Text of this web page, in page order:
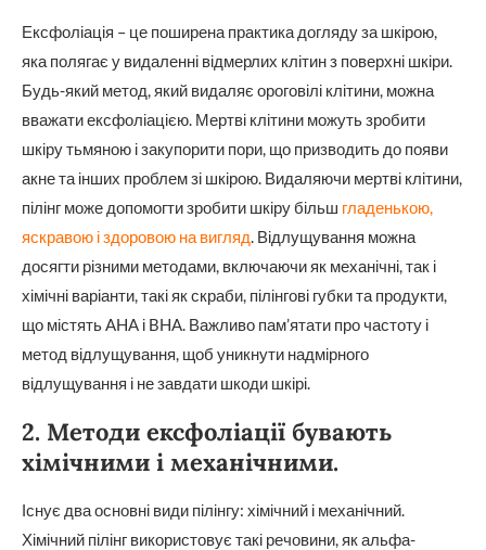
Ексфоліація – це поширена практика догляду за шкірою,
яка полягає у видаленні відмерлих клітин з поверхні шкіри.
Будь-який метод, який видаляє ороговілі клітини, можна
вважати ексфоліацією. Мертві клітини можуть зробити
шкіру тьмяною і закупорити пори, що призводить до появи
акне та інших проблем зі шкірою. Видаляючи мертві клітини,
пілінг може допомогти зробити шкіру більш гладенькою,
яскравою і здоровою на вигляд. Відлущування можна
досягти різними методами, включаючи як механічні, так і
хімічні варіанти, такі як скраби, пілінгові губки та продукти,
що містять AHA і BHA. Важливо пам’ятати про частоту і
метод відлущування, щоб уникнути надмірного
відлущування і не завдати шкоди шкірі.
2. Методи ексфоліації бувають
хімічними і механічними.
Існує два основні види пілінгу: хімічний і механічний.
Хімічний пілінг використовує такі речовини, як альфа-